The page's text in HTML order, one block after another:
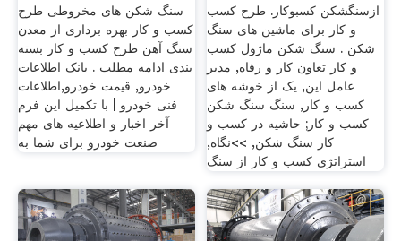
سنگ شکن های مخروطی طرح
کسب و کار بهره برداری از معدن
سنگ آهن طرح کسب و کار بسته
بندی ادامه مطلب . بانک اطلاعات
خودرو, قیمت خودرو,اطلاعات
فنی خودرو | با تکمیل این فرم
آخر اخبار و اطلاعیه های مهم
صنعت خودرو برای شما به
ازسنگشکن کسبوکار. طرح کسب
و کار برای ماشین های سنگ
شکن . سنگ شکن ماژول کسب
و کار تعاون کار و رفاه, مدیر
عامل این, یک از خوشه های
کسب و کار, سنگ سنگ شکن
کسب و کار; حاشیه در کسب و
کار سنگ شکن, >>نگاه,
استراتژی کسب و کار از سنگ